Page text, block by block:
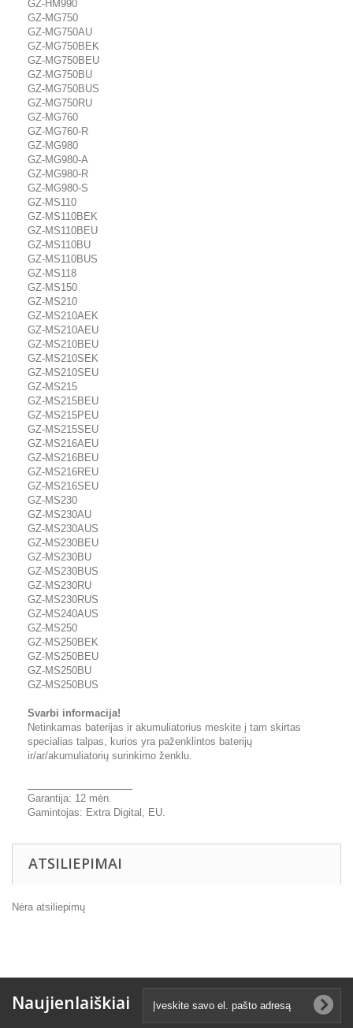
GZ-HM990
GZ-MG750
GZ-MG750AU
GZ-MG750BEK
GZ-MG750BEU
GZ-MG750BU
GZ-MG750BUS
GZ-MG750RU
GZ-MG760
GZ-MG760-R
GZ-MG980
GZ-MG980-A
GZ-MG980-R
GZ-MG980-S
GZ-MS110
GZ-MS110BEK
GZ-MS110BEU
GZ-MS110BU
GZ-MS110BUS
GZ-MS118
GZ-MS150
GZ-MS210
GZ-MS210AEK
GZ-MS210AEU
GZ-MS210BEU
GZ-MS210SEK
GZ-MS210SEU
GZ-MS215
GZ-MS215BEU
GZ-MS215PEU
GZ-MS215SEU
GZ-MS216AEU
GZ-MS216BEU
GZ-MS216REU
GZ-MS216SEU
GZ-MS230
GZ-MS230AU
GZ-MS230AUS
GZ-MS230BEU
GZ-MS230BU
GZ-MS230BUS
GZ-MS230RU
GZ-MS230RUS
GZ-MS240AUS
GZ-MS250
GZ-MS250BEK
GZ-MS250BEU
GZ-MS250BU
GZ-MS250BUS
Svarbi informacija!
Netinkamas baterijas ir akumuliatorius meskite į tam skirtas
specialias talpas, kurios yra paženklintos baterijų
ir/ar/akumuliatorių surinkimo ženklu.
Garantija: 12 mėn.
Gamintojas: Extra Digital, EU.
ATSILIEPIMAI
Nėra atsiliepimų
Naujienlaiškiai